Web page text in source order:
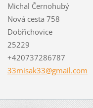
Michal Černohubý
Nová cesta 758
Dobřichovice
25229
+420737286787
33misak33@gmail.com